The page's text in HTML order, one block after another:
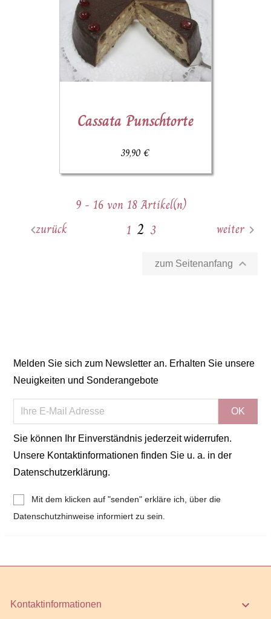
Cassata Punschtorte
39,90 €
9 - 16 von 18 Artikel(n)
zurück 1 2 3 weiter
zum Seitenanfang 
Melden Sie sich zum Newsletter an. Erhalten Sie unsere
Neuigkeiten und Sonderangebote
Sie können Ihr Einverständnis jederzeit widerrufen.
Unsere Kontaktinformationen finden Sie u. a. in der
Datenschutzerklärung.
Mit dem klicken auf "senden" erkläre ich, über die
Datenschutzhinweise informiert zu sein.
Kontaktinformationen keyboard_arrow_down